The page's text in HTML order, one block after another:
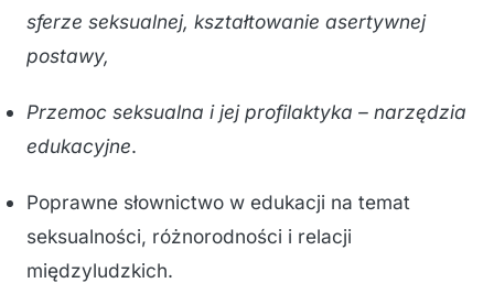
sferze seksualnej, kształtowanie asertywnej
postawy,
Przemoc seksualna i jej profilaktyka – narzędzia
edukacyjne.
Poprawne słownictwo w edukacji na temat
seksualności, różnorodności i relacji
międzyludzkich.